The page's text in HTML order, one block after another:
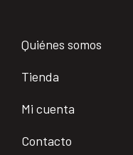
Quiénes somos
Tienda
Mi cuenta
Contacto